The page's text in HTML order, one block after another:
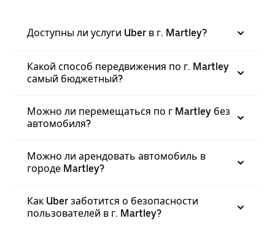
Доступны ли услуги Uber в г. Martley?
Какой способ передвижения по г. Martley
самый бюджетный?
Можно ли перемещаться по г Martley без
автомобиля?
Можно ли арендовать автомобиль в
городе Martley?
Как Uber заботится о безопасности
пользователей в г. Martley?